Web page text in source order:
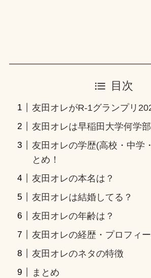
目次
友田オレがR-1グランプリ
友田オレは早稲田大学何学部
友田オレの学歴(高校・中学
とめ！
友田オレの本名は？
友田オレは結婚してる？
友田オレの年齢は？
友田オレの経歴・プロフィ
友田オレのネタの特徴
まとめ